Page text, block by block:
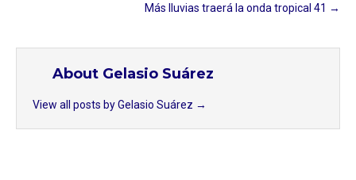
Más lluvias traerá la onda tropical 41 →
About Gelasio Suárez
View all posts by Gelasio Suárez →